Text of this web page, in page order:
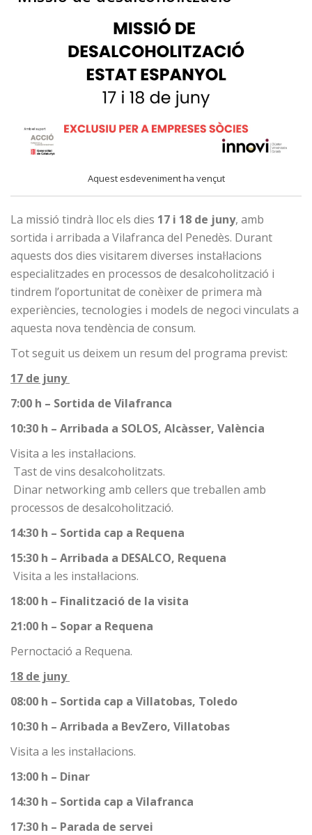
Aquest esdeveniment ha vençut
La missió tindrà lloc els dies 17 i 18 de juny, amb
sortida i arribada a Vilafranca del Penedès. Durant
aquests dos dies visitarem diverses instal·lacions
especialitzades en processos de desalcoholització i
tindrem l’oportunitat de conèixer de primera mà
experiències, tecnologies i models de negoci vinculats a
aquesta nova tendència de consum.
Tot seguit us deixem un resum del programa previst:
17 de juny
7:00 h – Sortida de Vilafranca
10:30 h – Arribada a SOLOS, Alcàsser, València
Visita a les instal·lacions.
Tast de vins desalcoholitzats.
Dinar networking amb cellers que treballen amb
processos de desalcoholització.
14:30 h – Sortida cap a Requena
15:30 h – Arribada a DESALCO, Requena
Visita a les instal·lacions.
18:00 h – Finalització de la visita
21:00 h – Sopar a Requena
Pernoctació a Requena.
18 de juny
08:00 h – Sortida cap a Villatobas, Toledo
10:30 h – Arribada a BevZero, Villatobas
Visita a les instal·lacions.
13:00 h – Dinar
14:30 h – Sortida cap a Vilafranca
17:30 h – Parada de servei